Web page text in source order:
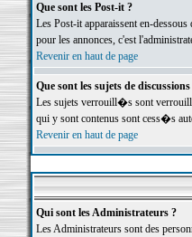
Que sont les Post-it ?
Les Post-it apparaissent en-
pour les annonces, c'est
Revenir en haut de page
Que sont les sujets de
Les sujets verrouill�s sont
qui y sont contenus sont cess�s
Revenir en haut de page
Qui sont les Administrateurs ?
Les Administrateurs sont des